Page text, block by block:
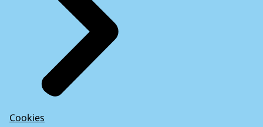
Cookies